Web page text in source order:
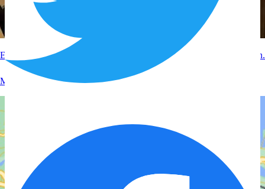
Experteninterview mit RTL zum Thema Google Bewertungen löschen.
Mehr